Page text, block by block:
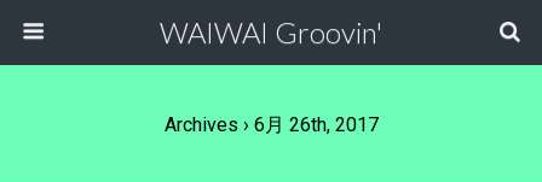
WAIWAI Groovin'
Archives › 6月 26th, 2017